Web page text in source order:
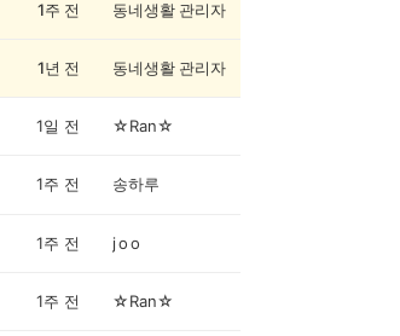
1주 전 동네생활 관리자
1년 전 동네생활 관리자
1일 전 ☆Ran☆
1주 전 송하루
1주 전 j o o
1주 전 ☆Ran☆